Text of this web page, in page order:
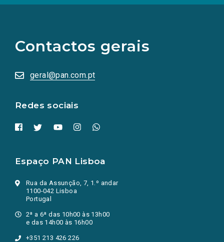
Contactos gerais
geral@pan.com.pt
Redes sociais
redes
sociais
numa
nova
Espaço PAN Lisboa
Rua da Assunção, 7, 1.º andar
1100-042 Lisboa
Portugal
2ª a 6ª das 10h00 às 13h00
e das 14h00 às 16h00
+351 213 426 226